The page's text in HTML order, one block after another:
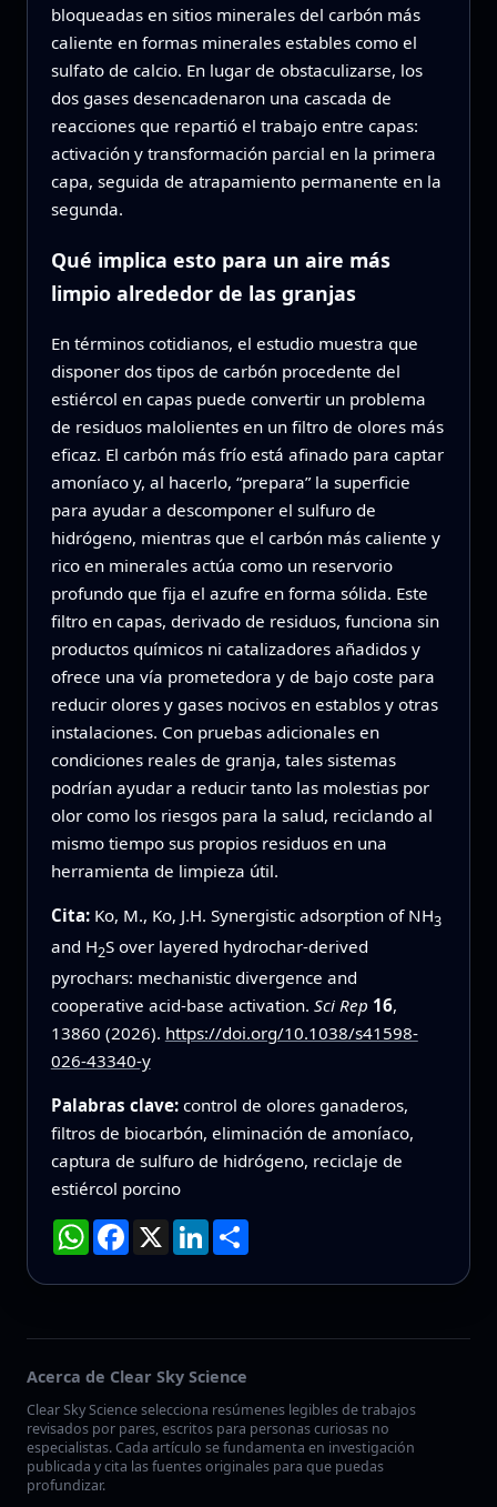
bloqueadas en sitios minerales del carbón más
caliente en formas minerales estables como el
sulfato de calcio. En lugar de obstaculizarse, los
dos gases desencadenaron una cascada de
reacciones que repartió el trabajo entre capas:
activación y transformación parcial en la primera
capa, seguida de atrapamiento permanente en la
segunda.
Qué implica esto para un aire más
limpio alrededor de las granjas
En términos cotidianos, el estudio muestra que
disponer dos tipos de carbón procedente del
estiércol en capas puede convertir un problema
de residuos malolientes en un filtro de olores más
eficaz. El carbón más frío está afinado para captar
amoníaco y, al hacerlo, “prepara” la superficie
para ayudar a descomponer el sulfuro de
hidrógeno, mientras que el carbón más caliente y
rico en minerales actúa como un reservorio
profundo que fija el azufre en forma sólida. Este
filtro en capas, derivado de residuos, funciona sin
productos químicos ni catalizadores añadidos y
ofrece una vía prometedora y de bajo coste para
reducir olores y gases nocivos en establos y otras
instalaciones. Con pruebas adicionales en
condiciones reales de granja, tales sistemas
podrían ayudar a reducir tanto las molestias por
olor como los riesgos para la salud, reciclando al
mismo tiempo sus propios residuos en una
herramienta de limpieza útil.
Cita: Ko, M., Ko, J.H. Synergistic adsorption of NH3
and H2S over layered hydrochar-derived
pyrochars: mechanistic divergence and
cooperative acid-base activation. Sci Rep 16,
13860 (2026). https://doi.org/10.1038/s41598-
026-43340-y
Palabras clave: control de olores ganaderos,
filtros de biocarbón, eliminación de amoníaco,
captura de sulfuro de hidrógeno, reciclaje de
estiércol porcino
WhatsApp
Facebook
X LinkedInCompartir
Acerca de Clear Sky Science
Clear Sky Science selecciona resúmenes legibles de trabajos
revisados por pares, escritos para personas curiosas no
especialistas. Cada artículo se fundamenta en investigación
publicada y cita las fuentes originales para que puedas
profundizar.